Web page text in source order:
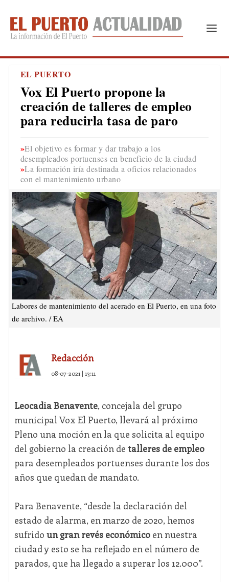
EL PUERTO
Vox El Puerto propone la
creación de talleres de empleo
para reducirla tasa de paro
El objetivo es formar y dar trabajo a los
desempleados portuenses en beneficio de la ciudad
La formación iría destinada a oficios relacionados
con el mantenimiento urbano
Labores de mantenimiento del acerado en El Puerto, en una foto
de archivo. / EA
Redacción
08-07-2021 | 13:11
Leocadia Benavente, concejala del grupo
municipal Vox El Puerto, llevará al próximo
Pleno una moción en la que solicita al equipo
del gobierno la creación de talleres de empleo
para desempleados portuenses durante los dos
años que quedan de mandato.
Para Benavente, “desde la declaración del
estado de alarma, en marzo de 2020, hemos
sufrido un gran revés económicoen nuestra
ciudad y esto se ha reflejado en el número de
parados, que ha llegado a superar los 12.000”.